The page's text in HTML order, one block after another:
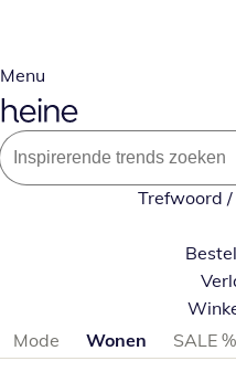
Menu
Trefwoord
Productcategorieën
Mode Wonen SALE %